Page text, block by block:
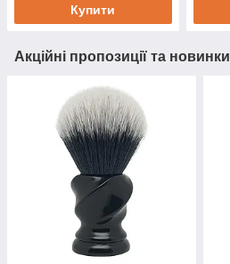
Купити
Акційні пропозиції та новинки